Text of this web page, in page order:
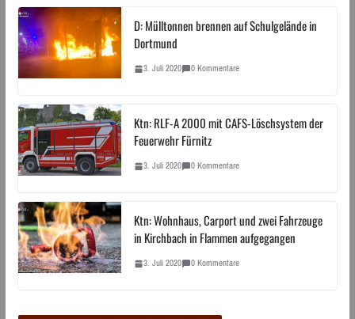
D: Mülltonnen brennen auf Schulgelände in
Dortmund
3. Juli 2020 0 Kommentare
Ktn: RLF-A 2000 mit CAFS-Löschsystem der
Feuerwehr Fürnitz
3. Juli 2020 0 Kommentare
Ktn: Wohnhaus, Carport und zwei Fahrzeuge
in Kirchbach in Flammen aufgegangen
3. Juli 2020 0 Kommentare